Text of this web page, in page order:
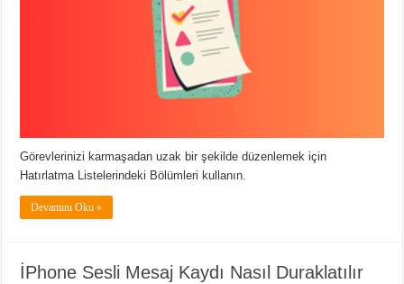
Görevlerinizi karmaşadan uzak bir şekilde düzenlemek için
Hatırlatma Listelerindeki Bölümleri kullanın.
Devamını Oku »
İPhone Sesli Mesaj Kaydı Nasıl Duraklatılır